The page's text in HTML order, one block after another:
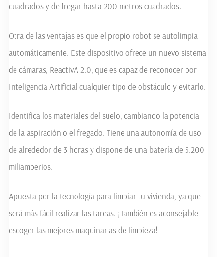
cuadrados y de fregar hasta 200 metros cuadrados.
Otra de las ventajas es que el propio robot se autolimpia
automáticamente. Este dispositivo ofrece un nuevo sistema
de cámaras, ReactivA 2.0, que es capaz de reconocer por
Inteligencia Artificial cualquier tipo de obstáculo y evitarlo.
Identifica los materiales del suelo, cambiando la potencia
de la aspiración o el fregado. Tiene una autonomía de uso
de alrededor de 3 horas y dispone de una batería de 5.200
miliamperios.
Apuesta por la tecnología para limpiar tu vivienda, ya que
será más fácil realizar las tareas. ¡También es aconsejable
escoger las mejores maquinarias de limpieza!